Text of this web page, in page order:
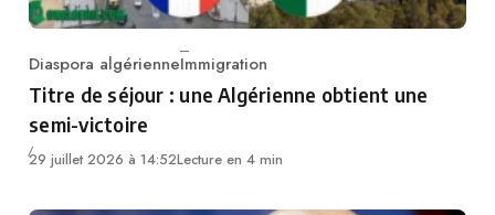
Category
Diaspora algérienneImmigration
Titre de séjour : une Algérienne obtient une
semi-victoire
29 juillet 2026 à 14:52Lecture en 4 min